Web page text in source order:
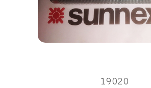
19020
TIGE FILETÉE M20